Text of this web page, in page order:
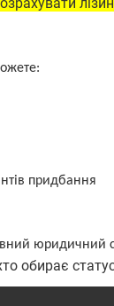
придбання
юридичний
обирає